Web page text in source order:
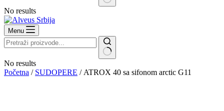
No results
Menu
No results
Početna / SUDOPERE / ATROX 40 sa sifonom arctic G11